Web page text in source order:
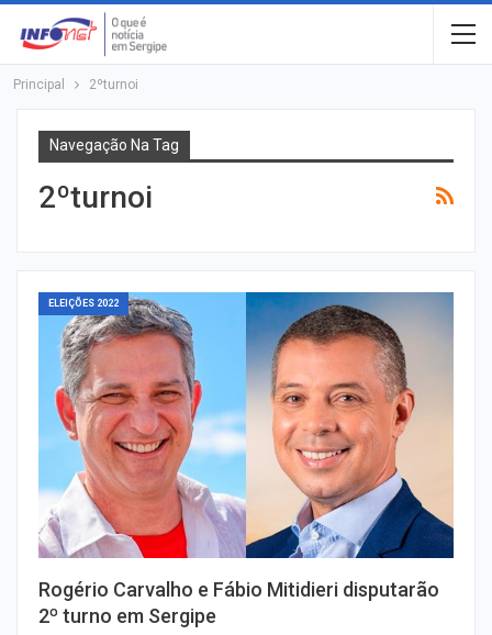
Principal 2ºturnoi
Navegação Na Tag
2ºturnoi
ELEIÇÕES 2022
Rogério Carvalho e Fábio Mitidieri disputarão
2º turno em Sergipe